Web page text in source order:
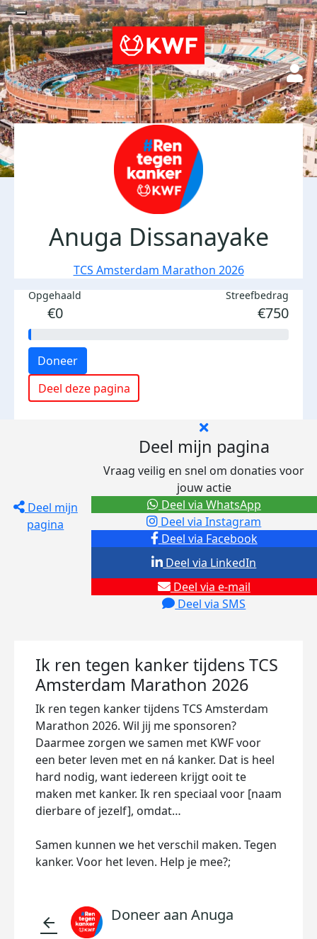
Anuga Dissanayake
TCS Amsterdam Marathon 2026
Opgehaald
€0
Streefbedrag
€750
Doneer
Deel deze pagina
Deel mijn
pagina
Deel mijn pagina
Vraag veilig en snel om donaties voor
jouw actie
Deel via Facebook
Deel via Instagram
Deel via e-mail
Deel via SMS
Deel via LinkedIn
Deel via WhatsApp
Ik ren tegen kanker tijdens TCS
Amsterdam Marathon 2026
Ik ren tegen kanker tijdens TCS Amsterdam
Marathon 2026. Wil jij me sponsoren?
Daarmee zorgen we samen met KWF voor
een beter leven met en ná kanker. Dat is heel
hard nodig, want iedereen krijgt ooit te
maken met kanker. Ik ren speciaal voor [naam
dierbare of jezelf], omdat…
Samen kunnen we het verschil maken. Tegen
kanker. Voor het leven. Help je mee?;
arrow_back Doneer aan Anuga